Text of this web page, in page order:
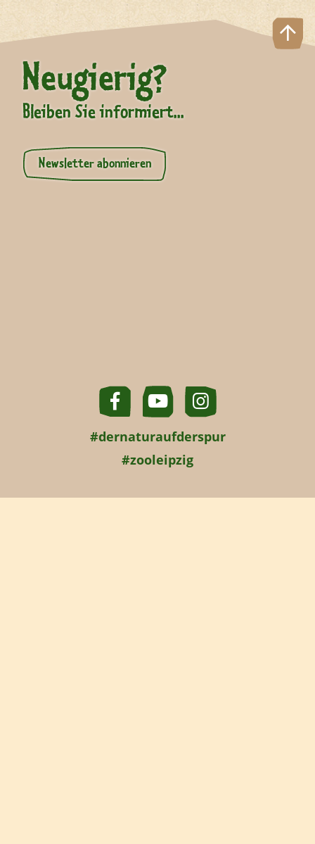
Neugierig?
Bleiben Sie informiert...
Newsletter abonnieren
#dernaturaufderspur
#zooleipzig